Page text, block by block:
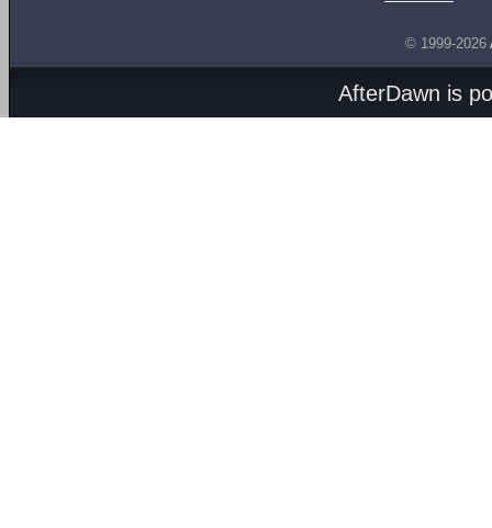
© 1999-2026
AfterDawn is